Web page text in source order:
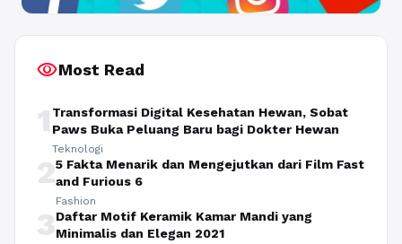
visibilityMost Read
1 Transformasi Digital Kesehatan Hewan, Sobat
Paws Buka Peluang Baru bagi Dokter Hewan
Teknologi
25 Fakta Menarik dan Mengejutkan dari Film Fast
and Furious 6
Fashion
3Daftar Motif Keramik Kamar Mandi yang
Minimalis dan Elegan 2021